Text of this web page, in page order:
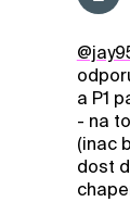
a P1
- na
(inac
dost